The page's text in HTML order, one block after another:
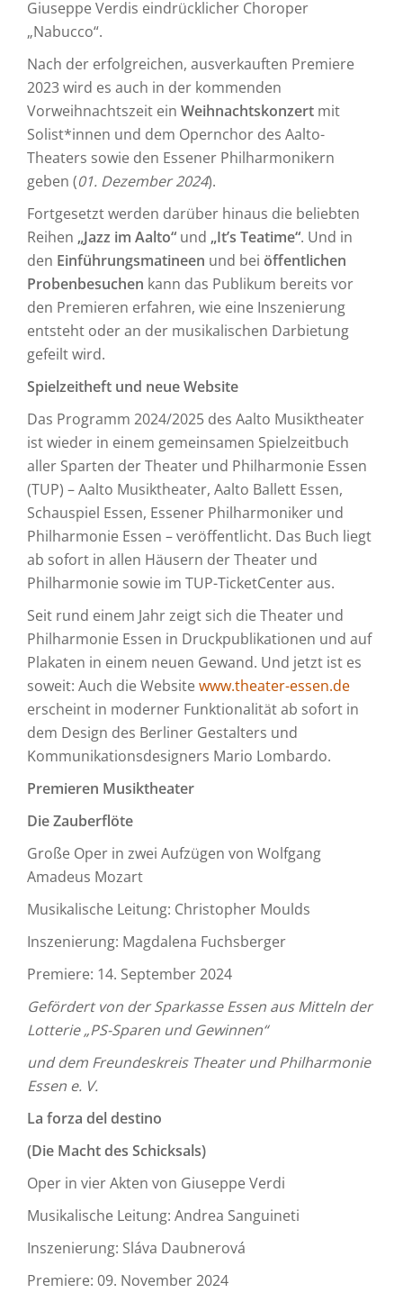
Giuseppe Verdis eindrücklicher Choroper
„Nabucco“.
Nach der erfolgreichen, ausverkauften Premiere
2023 wird es auch in der kommenden
Vorweihnachtszeit ein Weihnachtskonzert mit
Solist*innen und dem Opernchor des Aalto-
Theaters sowie den Essener Philharmonikern
geben (01. Dezember 2024).
Fortgesetzt werden darüber hinaus die beliebten
Reihen „Jazz im Aalto“ und „It’s Teatime“. Und in
den Einführungsmatineen und bei öffentlichen
Probenbesuchen kann das Publikum bereits vor
den Premieren erfahren, wie eine Inszenierung
entsteht oder an der musikalischen Darbietung
gefeilt wird.
Spielzeitheft und neue Website
Das Programm 2024/2025 des Aalto Musiktheater
ist wieder in einem gemeinsamen Spielzeitbuch
aller Sparten der Theater und Philharmonie Essen
(TUP) – Aalto Musiktheater, Aalto Ballett Essen,
Schauspiel Essen, Essener Philharmoniker und
Philharmonie Essen – veröffentlicht. Das Buch liegt
ab sofort in allen Häusern der Theater und
Philharmonie sowie im TUP-TicketCenter aus.
Seit rund einem Jahr zeigt sich die Theater und
Philharmonie Essen in Druckpublikationen und auf
Plakaten in einem neuen Gewand. Und jetzt ist es
soweit: Auch die Websitewww.theater-essen.de
erscheint in moderner Funktionalität ab sofort in
dem Design des Berliner Gestalters und
Kommunikationsdesigners Mario Lombardo.
Premieren Musiktheater
Die Zauberflöte
Große Oper in zwei Aufzügen von Wolfgang
Amadeus Mozart
Musikalische Leitung: Christopher Moulds
Inszenierung: Magdalena Fuchsberger
Premiere: 14. September 2024
Gefördert von der Sparkasse Essen aus Mitteln der
Lotterie „PS-Sparen und Gewinnen“
und dem Freundeskreis Theater und Philharmonie
Essen e. V.
La forza del destino
(Die Macht des Schicksals)
Oper in vier Akten von Giuseppe Verdi
Musikalische Leitung: Andrea Sanguineti
Inszenierung: Sláva Daubnerová
Premiere: 09. November 2024